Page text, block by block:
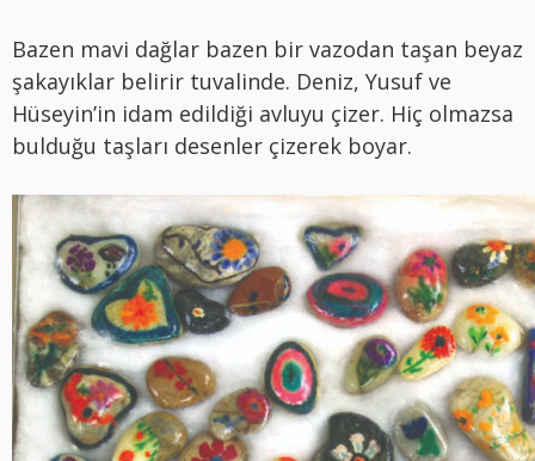
Bazen mavi dağlar bazen bir vazodan taşan beyaz
şakayıklar belirir tuvalinde. Deniz, Yusuf ve
Hüseyin’in idam edildiği avluyu çizer. Hiç olmazsa
bulduğu taşları desenler çizerek boyar.